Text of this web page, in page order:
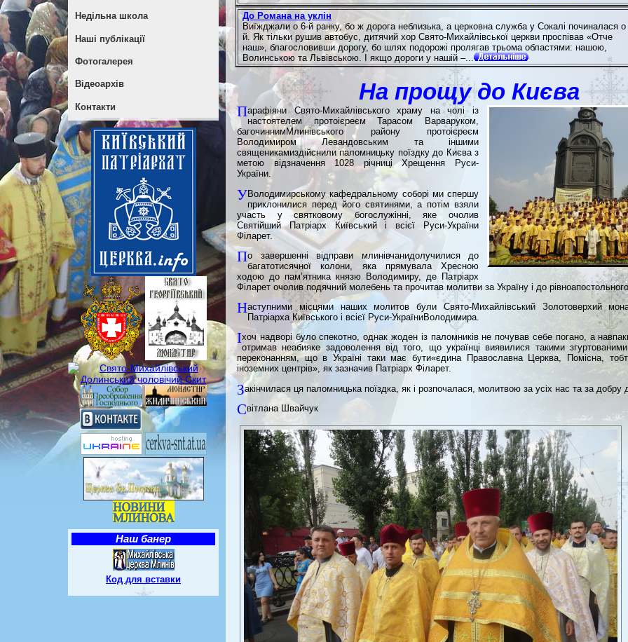
Недільна школа
Наші публікації
Фотогалерея
Відеоархів
Контакти
Наш банер
Код для вставки
До Романа на уклін
Виїжджали о 6-й ранку, бо ж дорога неблизька, а церковна служба у Сокалі починалася о
й. Як тільки рушив автобус, дитячий хор Свято-Михайлівської церкви проспівав «Отче
наш», благословивши дорогу, бо шлях подорожі пролягав трьома областями: нашою,
Волинською та Львівською. І якщо дороги у нашій –...
На прощу до Києва
Парафіяни Свято-Михайлівського храму на чолі із
настоятелем протоієреєм Тарасом Варваруком,
багочиннимМлинівського району протоієреєм
Володимиром Левандовським та іншими
священикамиздійснили паломницьку поїздку до Києва з
метою відзначення 1028 річниці Хрещення Руси-
України.
УВолодимирському кафедральному соборі ми спершу
приклонилися перед його святинями, а потім взяли
участь у святковому богослужінні, яке очолив
Святійший Патріарх Київський і всієї Руси-України
Філарет.
По завершенні відправи млинівчанидолучилися до
багатотисячної колони, яка прямувала Хресною
ходою до пам’ятника князю Володимиру, де Патріарх
Філарет очолив подячний молебень та прочитав молитви за Україну і до
Наступними місцями наших молитов були Свято-Михайлівський Золотоверхий
Патріарха Київського і всієї Руси-УкраїниВолодимира.
Іхоч надворі було спекотно, однак жоден із паломників не почував себе погано, а
отримав неабияке задоволення від того, що українці виявилися такими
переконанням, що в Україні таки має бути«єдина Православна Церква, Помісна,
іноземних центрів», як зазначив Патріарх Філарет.
Закінчилася ця паломницька поїздка, як і розпочалася, молитвою за усіх нас та за добру
Світлана Швайчук